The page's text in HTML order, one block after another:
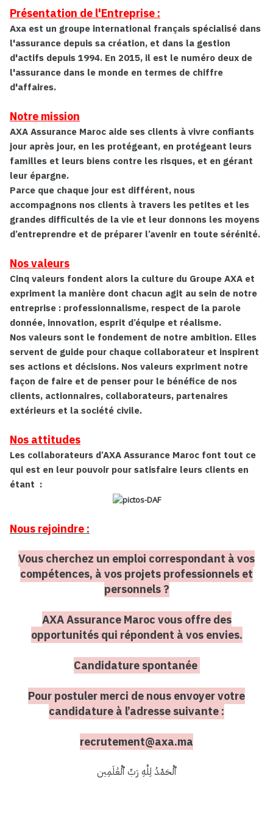
Présentation de l'Entreprise :
Axa est un groupe international français spécialisé dans
l'assurance depuis sa création, et dans la gestion
d'actifs depuis 1994. En 2015, il est le numéro deux de
l'assurance dans le monde en termes de chiffre
d'affaires.
Notre mission
AXA Assurance Maroc aide ses clients à vivre confiants
jour après jour, en les protégeant, en protégeant leurs
familles et leurs biens contre les risques, et en gérant
leur épargne.
Parce que chaque jour est différent, nous
accompagnons nos clients à travers les petites et les
grandes difficultés de la vie et leur donnons les moyens
d’entreprendre et de préparer l’avenir en toute sérénité.
Nos valeurs
Cinq valeurs fondent alors la culture du Groupe AXA et
expriment la manière dont chacun agit au sein de notre
entreprise : professionnalisme, respect de la parole
donnée, innovation, esprit d’équipe et réalisme.
Nos valeurs sont le fondement de notre ambition. Elles
servent de guide pour chaque collaborateur et inspirent
ses actions et décisions. Nos valeurs expriment notre
façon de faire et de penser pour le bénéfice de nos
clients, actionnaires, collaborateurs, partenaires
extérieurs et la société civile.
Nos attitudes
Les collaborateurs d’AXA Assurance Maroc font tout ce
qui est en leur pouvoir pour satisfaire leurs clients en
étant :
Nous rejoindre :
Vous cherchez un emploi correspondant à vos
compétences, à vos projets professionnels et
personnels ?
AXA Assurance Maroc vous offre des
opportunités qui répondent à vos envies.
Candidature spontanée
Pour postuler merci de nous envoyer votre
candidature à l’adresse suivante :
recrutement@axa.ma
ٱلْحَمْدُ لِلَّهِ رَبِّ ٱلْعَٰلَمِين